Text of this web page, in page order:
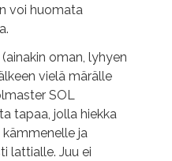
voi huomata
oman, lyhyen
vielä märälle
SOL
tapaa, jolla hiekka
kämmenelle ja
lattialle. Juu ei